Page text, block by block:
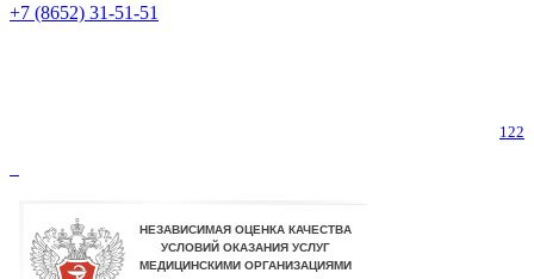
+7 (8652) 31-51-51
122